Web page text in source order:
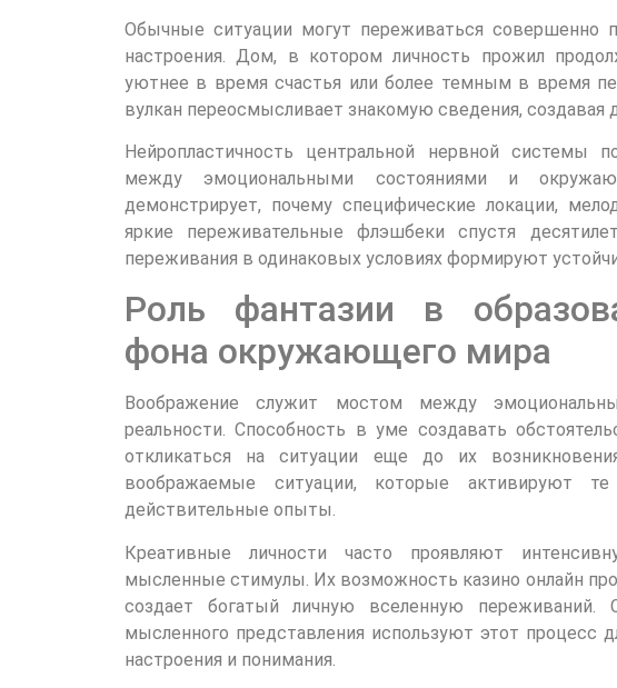
Обычные ситуации могут переживаться совершенно
настроения. Дом, в котором личность прожил
уютнее в время счастья или более темным в время
вулкан переосмысливает знакомую сведения, создавая
Нейропластичность центральной нервной системы
между эмоциональными состояниями и
демонстрирует, почему специфические локации,
яркие переживательные флэшбеки спустя
переживания в одинаковых условиях формируют
Роль фантазии в
фона окружающего мира
Воображение служит мостом между
реальности. Способность в уме создавать
откликаться на ситуации еще до их
воображаемые ситуации, которые активируют
действительные опыты.
Креативные личности часто проявляют
мысленные стимулы. Их возможность казино онлайн
создает богатый личную вселенную
мысленного представления используют этот процесс
настроения и понимания.